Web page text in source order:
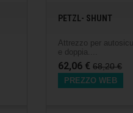
PETZL- SHUNT
Attrezzo per
e doppia....
62,06 € 68,20 €
PREZZO WEB